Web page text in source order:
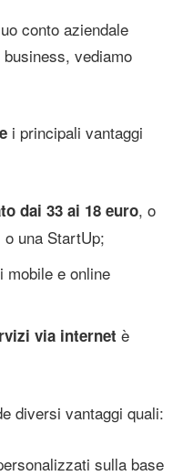
conto aziendale
vediamo
i principali vantaggi
dai 33 ai 18 euro, o
una StartUp;
e online
via internet è
diversi vantaggi quali:
sulla base